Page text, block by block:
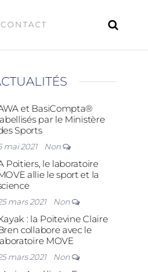
CONTACT
et BasiCompta®
par le Ministère
Sports
mai 2021 Non
Poitiers, le laboratoire
allie le sport et la
mars 2021 Non
: la Poitevine Claire
collabore avec le
MOVE
mars 2021 Non